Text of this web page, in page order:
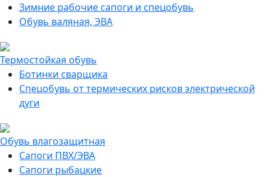
Зимние рабочие сапоги и спецобувь
Обувь валяная, ЭВА
Термостойкая обувь
Ботинки сварщика
Спецобувь от термических рисков электрической
дуги
Обувь влагозащитная
Сапоги ПВХ/ЭВА
Сапоги рыбацкие